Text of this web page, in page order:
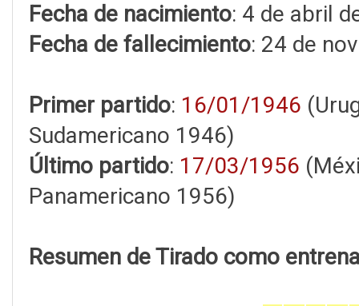
Fecha de nacimiento: 4 de abril
Fecha de fallecimiento: 24 de
Primer partido: 16/01/1946
Sudamericano 1946)
Último partido: 17/03/1956
Panamericano 1956)
Resumen de Tirado como